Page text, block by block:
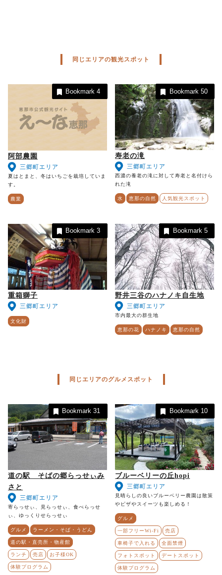
同じエリアの観光スポット
阿部農園
三郷町エリア
夏はとまと、冬はいちごを栽培していま
す。
農業
Bookmark4
寿老の滝
三郷町エリア
西濃の養老の滝に対して寿老と名付けら
れた滝
水 恵那の自然 人気観光スポット
Bookmark 50
重箱獅子
三郷町エリア
文化財
Bookmark3
野井三谷のハナノキ自生地
三郷町エリア
市内最大の群生地
恵那の花 ハナノキ 恵那の自然
Bookmark 5
同じエリアのグルメスポット
道の駅 そばの郷らっせぃみ
さと
三郷町エリア
寄らっせぃ、見らっせぃ、食べらっせ
ぃ、ゆっくりせらっせぃ
グルメ ラーメン・そば・うどん
道の駅・直売所・物産館
ランチ 売店 お子様OK
体験プログラム
Bookmark31
ブルーベリーの丘hopi
三郷町エリア
見晴らしの良いブルーベリー農園は散策
やピザやスイーツも楽しめる！
グルメ
一部フリーWi-Fi 売店
車椅子で入れる 全面禁煙
フォトスポット デートスポット
体験プログラム
Bookmark 10